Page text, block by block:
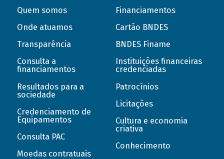
Quem somos
Onde atuamos
Transparência
Consulta a
financiamentos
Resultados para a
sociedade
Credenciamento de
Equipamentos
Consulta PAC
Moedas contratuais
Financiamentos
Cartão BNDES
BNDES Finame
Instituições financeiras
credenciadas
Patrocínios
Licitações
Cultura e economia
criativa
Conhecimento